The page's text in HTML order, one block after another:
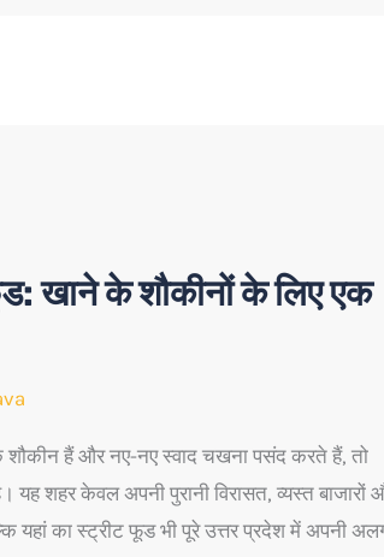
खाने के शौकीनों के लिए एक
हैं और नए-नए स्वाद चखना पसंद करते हैं, तो
शहर केवल अपनी पुरानी विरासत, व्यस्त बाजारों
यहां का स्ट्रीट फूड भी पूरे उत्तर प्रदेश में अपनी